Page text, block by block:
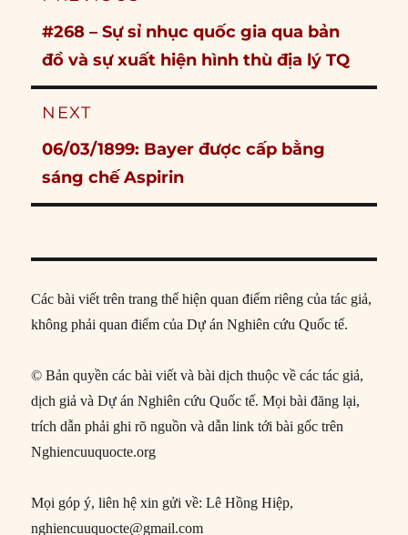
Previous
post:
#268 – Sự sỉ nhục quốc gia qua bản
đồ và sự xuất hiện hình thù địa lý TQ
NEXT
Next
post:
06/03/1899: Bayer được cấp bằng
sáng chế Aspirin
Các bài viết trên trang thể hiện quan điểm riêng của tác giả,
không phải quan điểm của Dự án Nghiên cứu Quốc tế.
© Bản quyền các bài viết và bài dịch thuộc về các tác giả,
dịch giả và Dự án Nghiên cứu Quốc tế. Mọi bài đăng lại,
trích dẫn phải ghi rõ nguồn và dẫn link tới bài gốc trên
Nghiencuuquocte.org
Mọi góp ý, liên hệ xin gửi về: Lê Hồng Hiệp,
nghiencuuquocte@gmail.com